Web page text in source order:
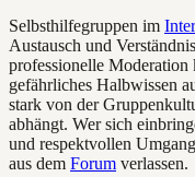
Selbsthilfegruppen im
Austausch und
professionelle
gefährliches Halbwissen
stark von der
abhängt. Wer sich
und respektvollen
aus dem Forum verlassen.